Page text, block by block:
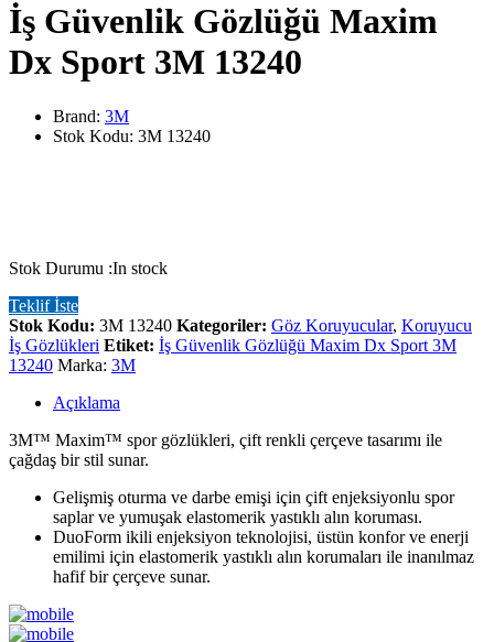
İş Güvenlik Gözlüğü Maxim
Dx Sport 3M 13240
Brand: 3M
Stok Kodu: 3M 13240
Stok Durumu :In stock
Teklif İste
Stok Kodu: 3M 13240 Kategoriler: Göz Koruyucular, Koruyucu
İş Gözlükleri Etiket: İş Güvenlik Gözlüğü Maxim Dx Sport 3M
13240 Marka: 3M
Açıklama
3M™ Maxim™ spor gözlükleri, çift renkli çerçeve tasarımı ile
çağdaş bir stil sunar.
Gelişmiş oturma ve darbe emişi için çift enjeksiyonlu spor
saplar ve yumuşak elastomerik yastıklı alın koruması.
DuoForm ikili enjeksiyon teknolojisi, üstün konfor ve enerji
emilimi için elastomerik yastıklı alın korumaları ile inanılmaz
hafif bir çerçeve sunar.